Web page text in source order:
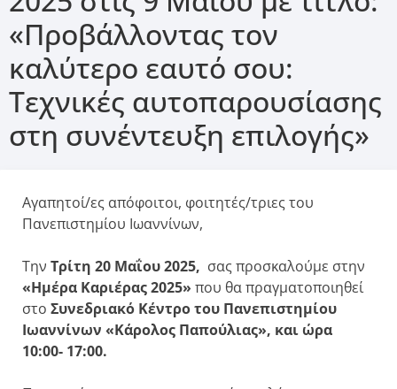
«Προβάλλοντας τον
καλύτερο εαυτό σου:
Τεχνικές αυτοπαρουσίασης
στη συνέντευξη επιλογής»
Αγαπητοί/ες απόφοιτοι, φοιτητές/τριες του
Πανεπιστημίου Ιωαννίνων,
Την Τρίτη 20 Μαΐου 2025, σας προσκαλούμε στην
«Ημέρα Καριέρας 2025» που θα πραγματοποιηθεί
στο Συνεδριακό Κέντρο του Πανεπιστημίου
Ιωαννίνων «Κάρολος Παπούλιας», και ώρα
10:00- 17:00.